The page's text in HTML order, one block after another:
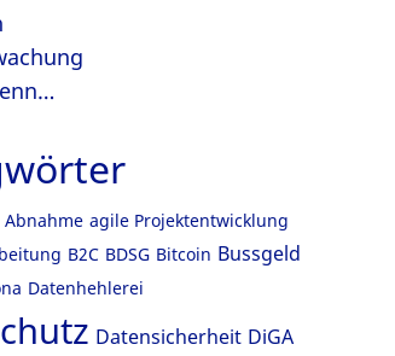
Abnahme agile Projektentwicklung
B2C BDSG Bitcoin Bussgeld
Datenhehlerei
Datensicherheit DiGA